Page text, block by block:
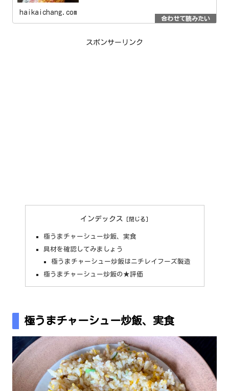
haikaichang.com
スポンサーリンク
インデックス
極うまチャーシュー炒飯、実食
具材を確認してみましょう
極うまチャーシュー炒飯はニチレイフーズ製造
極うまチャーシュー炒飯の★評価
極うまチャーシュー炒飯、実食